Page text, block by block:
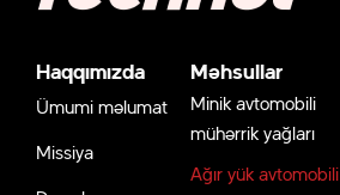
Haqqımızda
Ümumi məlumat
Missiya
Məhsullar
Minik avtomobili
mühərrik yağları
Ağır yük avtomobili